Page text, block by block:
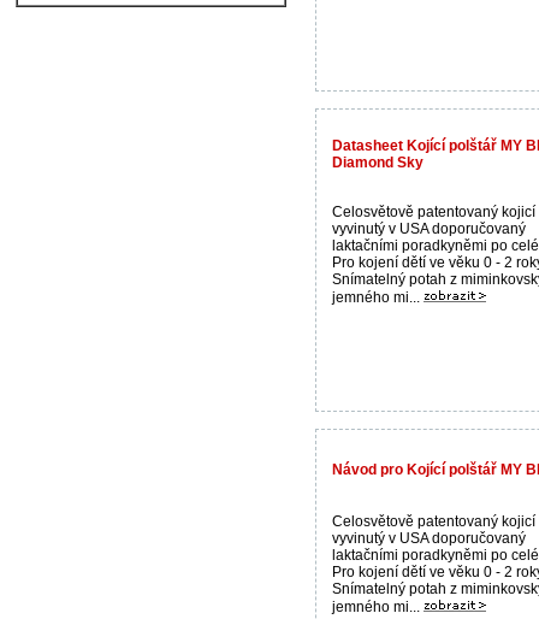
Datasheet Kojící polštář MY
Diamond Sky
Celosvětově patentovaný kojicí
vyvinutý v USA doporučovaný
laktačními poradkyněmi po
Pro kojení dětí ve věku 0 - 2
Snímatelný potah z
jemného mi...
Návod pro Kojící polštář MY
Celosvětově patentovaný kojicí
vyvinutý v USA doporučovaný
laktačními poradkyněmi po
Pro kojení dětí ve věku 0 - 2
Snímatelný potah z
jemného mi...